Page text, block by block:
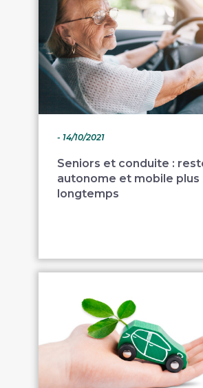
- 14/10/2021
Seniors et conduite :
autonome et mobile plus
longtemps